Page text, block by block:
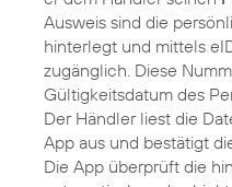
Ausweis sind die
hinterlegt und mittels
zugänglich. Diese
Gültigkeitsdatum des
Der Händler liest die
App aus und bestätigt
Die App überprüft die